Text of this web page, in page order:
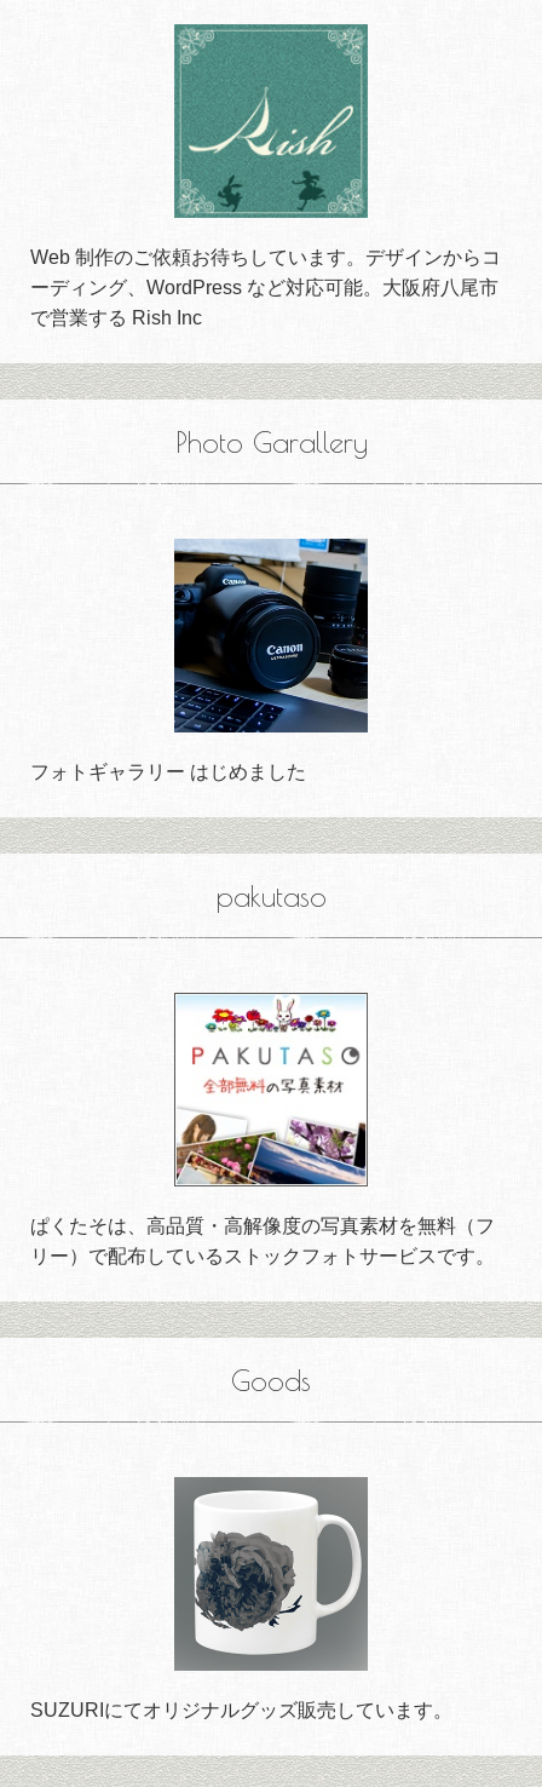
Web 制作のご依頼お待ちしています。デザインからコ
ーディング、WordPress など対応可能。大阪府八尾市
で営業する Rish Inc
Photo Garallery
フォトギャラリー はじめました
pakutaso
ぱくたそは、高品質・高解像度の写真素材を無料（フ
リー）で配布しているストックフォトサービスです。
Goods
SUZURIにてオリジナルグッズ販売しています。